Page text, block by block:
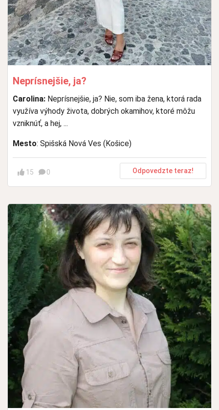
Neprísnejšie, ja?
Carolina: Neprísnejšie, ja? Nie, som iba žena, ktorá rada
využíva výhody života, dobrých okamihov, ktoré môžu
vzniknúť, a hej, ...
Mesto: Spišská Nová Ves (Košice)
15 0 Odpovedzte teraz!